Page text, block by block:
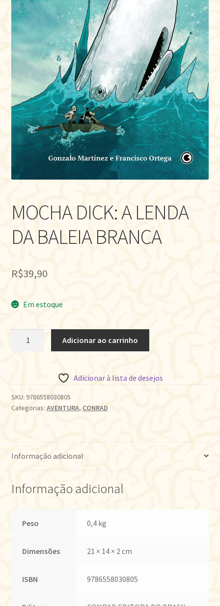
MOCHA DICK: A LENDA
DA BALEIA BRANCA
R$39,90
Em estoque
BALEIA
BRANCA
Adicionar ao carrinho
Adicionar à lista de desejos
SKU: 9786558030805
Categorias: AVENTURA, CONRAD
Informação adicional
Informação adicional
Peso 0,4 kg
Dimensões 21 × 14 × 2 cm
ISBN 9786558030805